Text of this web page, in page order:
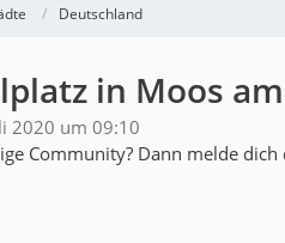
Deutschland
in Moos
2020 um 09:10
Community? Dann melde